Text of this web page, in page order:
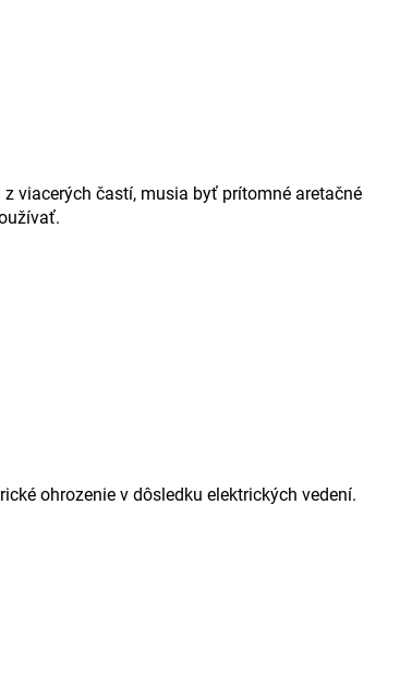
viacerých častí, musia byť prítomné aretačné
ohrozenie v dôsledku elektrických vedení.